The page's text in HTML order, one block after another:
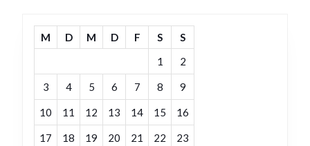
M D M D F S
S
1
2
3 4 5 6 7 8 9
10 11 12 13 14 15 16
17 18 19 20 21 22 23